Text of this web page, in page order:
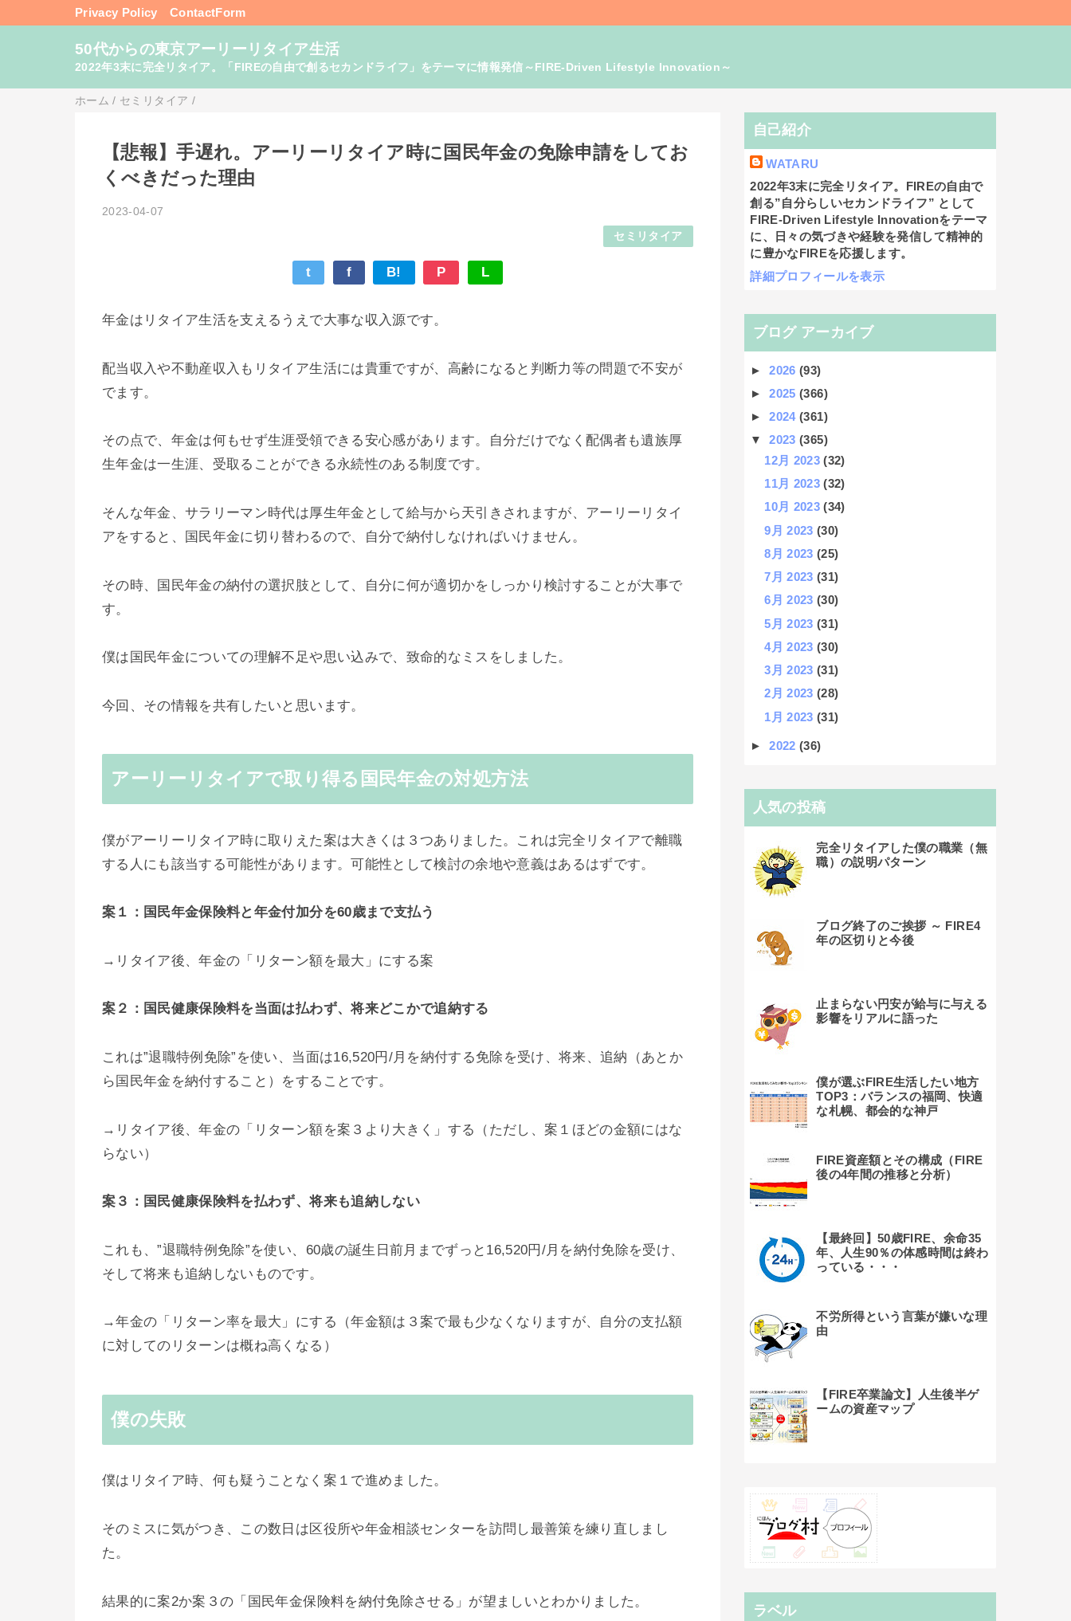
Privacy Policy ContactForm
50代からの東京アーリーリタイア生活
2022年3末に完全リタイア。「FIREの自由で創るセカンドライフ」をテーマに情報発信～FIRE-Driven Lifestyle Innovation～
ホーム / セミリタイア /
【悲報】手遅れ。アーリーリタイア時に国民年金の免除申請をしてお
くべきだった理由
2023-04-07
セミリタイア
t f B! P L
年金はリタイア生活を支えるうえで大事な収入源です。
配当収入や不動産収入もリタイア生活には貴重ですが、高齢になると判断力等の問題で不安が
でます。
その点で、年金は何もせず生涯受領できる安心感があります。自分だけでなく配偶者も遺族厚
生年金は一生涯、受取ることができる永続性のある制度です。
そんな年金、サラリーマン時代は厚生年金として給与から天引きされますが、アーリーリタイ
アをすると、国民年金に切り替わるので、自分で納付しなければいけません。
その時、国民年金の納付の選択肢として、自分に何が適切かをしっかり検討することが大事で
す。
僕は国民年金についての理解不足や思い込みで、致命的なミスをしました。
今回、その情報を共有したいと思います。
アーリーリタイアで取り得る国民年金の対処方法
僕がアーリーリタイア時に取りえた案は大きくは３つありました。これは完全リタイアで離職
する人にも該当する可能性があります。可能性として検討の余地や意義はあるはずです。
案１：国民年金保険料と年金付加分を60歳まで支払う
→リタイア後、年金の「リターン額を最大」にする案
案２：国民健康保険料を当面は払わず、将来どこかで追納する
これは”退職特例免除”を使い、当面は16,520円/月を納付する免除を受け、将来、追納（あとか
ら国民年金を納付すること）をすることです。
→リタイア後、年金の「リターン額を案３より大きく」する（ただし、案１ほどの金額にはな
らない）
案３：国民健康保険料を払わず、将来も追納しない
これも、”退職特例免除”を使い、60歳の誕生日前月までずっと16,520円/月を納付免除を受け、
そして将来も追納しないものです。
→年金の「リターン率を最大」にする（年金額は３案で最も少なくなりますが、自分の支払額
に対してのリターンは概ね高くなる）
僕の失敗
僕はリタイア時、何も疑うことなく案１で進めました。
そのミスに気がつき、この数日は区役所や年金相談センターを訪問し最善策を練り直しまし
た。
結果的に案2か案３の「国民年金保険料を納付免除させる」が望ましいとわかりました。
自己紹介
WATARU
2022年3末に完全リタイア。FIREの自由で
創る”自分らしいセカンドライフ” として
FIRE-Driven Lifestyle Innovationをテーマ
に、日々の気づきや経験を発信して精神的
に豊かなFIREを応援します。
詳細プロフィールを表示
ブログ アーカイブ
►2026(93)
►2025(366)
►2024(361)
▼2023(365)
12月 2023(32)
11月 2023(32)
10月 2023(34)
9月 2023(30)
8月 2023(25)
7月 2023(31)
6月 2023(30)
5月 2023(31)
4月 2023(30)
3月 2023(31)
2月 2023(28)
1月 2023(31)
►2022(36)
人気の投稿
完全リタイアした僕の職業（無
職）の説明パターン
ブログ終了のご挨拶 ～ FIRE4
年の区切りと今後
止まらない円安が給与に与える
影響をリアルに語った
僕が選ぶFIRE生活したい地方
TOP3：バランスの福岡、快適
な札幌、都会的な神戸
FIRE資産額とその構成（FIRE
後の4年間の推移と分析）
【最終回】50歳FIRE、余命35
年、人生90％の体感時間は終わ
っている・・・
不労所得という言葉が嫌いな理
由
【FIRE卒業論文】人生後半ゲ
ームの資産マップ
ラベル